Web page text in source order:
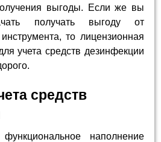
выгоды. Если же вы
получать выгоду от
то лицензионная
учета средств дезинфекции
средств
наполнение